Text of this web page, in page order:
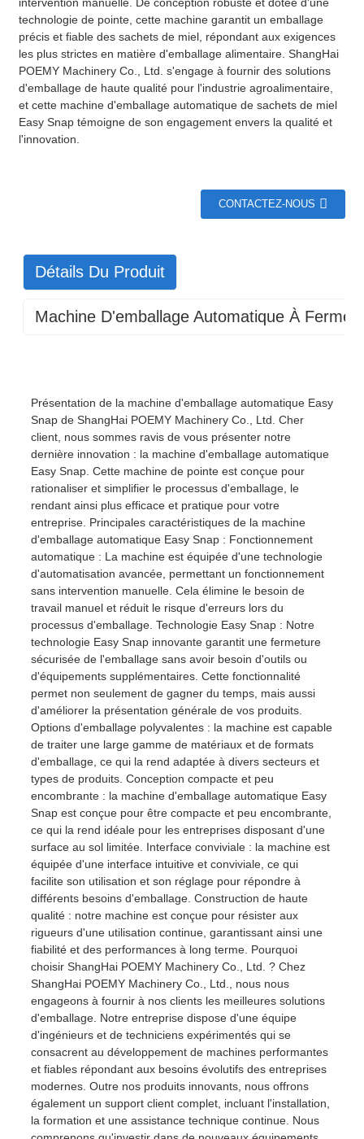
technologie de pointe, cette machine garantit un emballage
précis et fiable des sachets de miel, répondant aux exigences
les plus strictes en matière d'emballage alimentaire. ShangHai
POEMY Machinery Co., Ltd. s'engage à fournir des solutions
d'emballage de haute qualité pour l'industrie agroalimentaire,
et cette machine d'emballage automatique de sachets de miel
Easy Snap témoigne de son engagement envers la qualité et
l'innovation.
CONTACTEZ-NOUS
Détails Du Produit
Machine D'emballage Automatique À
Présentation de la machine d'emballage automatique Easy
Snap de ShangHai POEMY Machinery Co., Ltd. Cher
client, nous sommes ravis de vous présenter notre
dernière innovation : la machine d'emballage automatique
Easy Snap. Cette machine de pointe est conçue pour
rationaliser et simplifier le processus d'emballage, le
rendant ainsi plus efficace et pratique pour votre
entreprise. Principales caractéristiques de la machine
d'emballage automatique Easy Snap : Fonctionnement
automatique : La machine est équipée d'une technologie
d'automatisation avancée, permettant un fonctionnement
sans intervention manuelle. Cela élimine le besoin de
travail manuel et réduit le risque d'erreurs lors du
processus d'emballage. Technologie Easy Snap : Notre
technologie Easy Snap innovante garantit une fermeture
sécurisée de l'emballage sans avoir besoin d'outils ou
d'équipements supplémentaires. Cette fonctionnalité
permet non seulement de gagner du temps, mais aussi
d'améliorer la présentation générale de vos produits.
Options d'emballage polyvalentes : la machine est capable
de traiter une large gamme de matériaux et de formats
d'emballage, ce qui la rend adaptée à divers secteurs et
types de produits. Conception compacte et peu
encombrante : la machine d'emballage automatique Easy
Snap est conçue pour être compacte et peu encombrante,
ce qui la rend idéale pour les entreprises disposant d'une
surface au sol limitée. Interface conviviale : la machine est
équipée d'une interface intuitive et conviviale, ce qui
facilite son utilisation et son réglage pour répondre à
différents besoins d'emballage. Construction de haute
qualité : notre machine est conçue pour résister aux
rigueurs d'une utilisation continue, garantissant ainsi une
fiabilité et des performances à long terme. Pourquoi
choisir ShangHai POEMY Machinery Co., Ltd. ? Chez
ShangHai POEMY Machinery Co., Ltd., nous nous
engageons à fournir à nos clients les meilleures solutions
d'emballage. Notre entreprise dispose d'une équipe
d'ingénieurs et de techniciens expérimentés qui se
consacrent au développement de machines performantes
et fiables répondant aux besoins évolutifs des entreprises
modernes. Outre nos produits innovants, nous offrons
également un support client complet, incluant l'installation,
la formation et une assistance technique continue. Nous